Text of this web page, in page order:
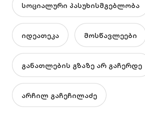
სოციალური პასუხისმგებლობა
იდეათეკა მოსწავლეები
განათლების გზაზე არ გაჩერდე
არჩილ გაჩეჩილაძე